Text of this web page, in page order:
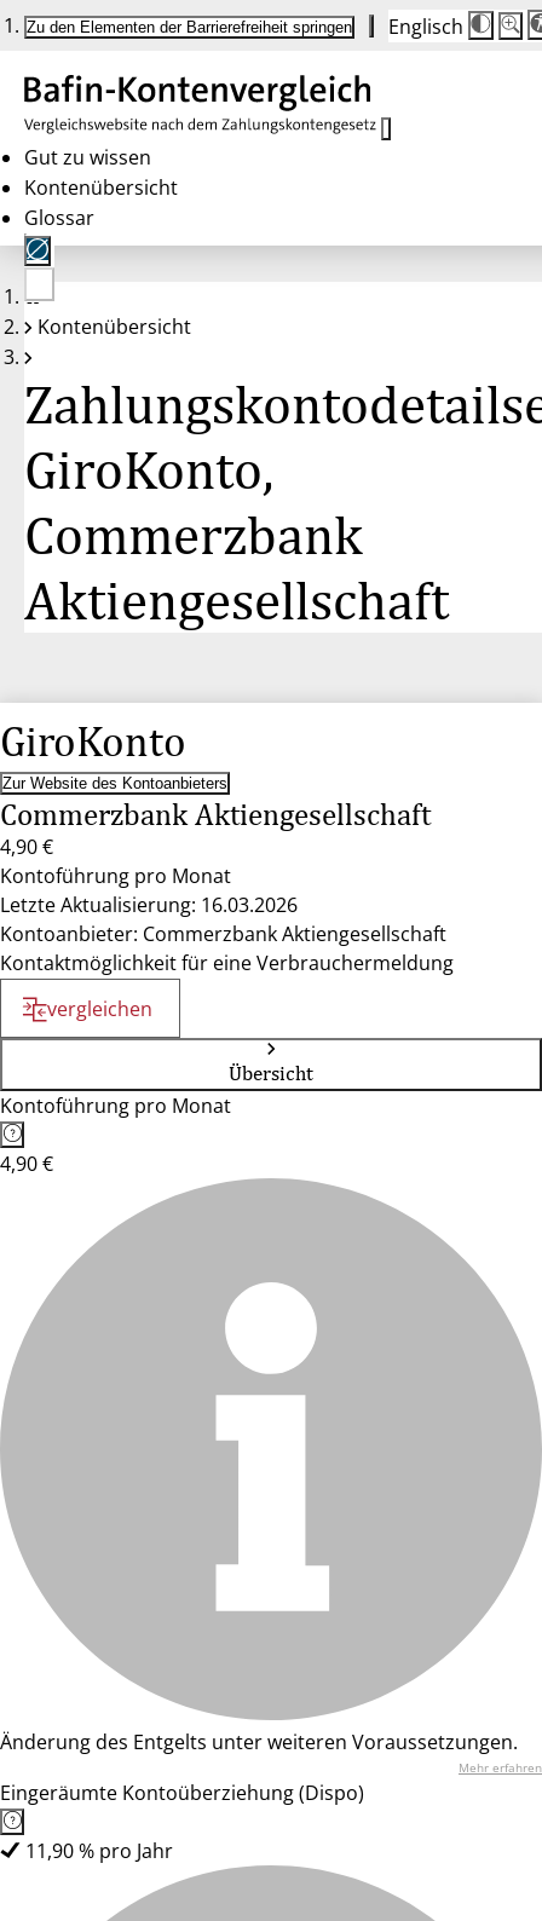
Zu den Elementen der Barrierefreiheit springen Englisch
Die
auf
100
100
Gut zu wissen
Kontenübersicht
Glossar
Keine
Konten
Kontenübersicht
GiroKonto,
Commerzbank
Aktiengesellschaft
GiroKonto
Zur Website des Kontoanbieters
Commerzbank Aktiengesellschaft
4,90 €
Kontoführung pro Monat
Letzte Aktualisierung: 16.03.2026
Kontoanbieter: Commerzbank Aktiengesellschaft
Kontaktmöglichkeit für eine Verbrauchermeldung
vergleichen
Übersicht
Kontoführung pro Monat
4,90 €
Änderung des Entgelts unter weiteren Voraussetzungen.
Mehr erfahren
Eingeräumte Kontoüberziehung (Dispo)
11,90 % pro Jahr